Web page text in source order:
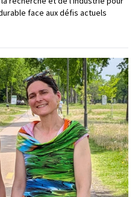
face aux défis actuels